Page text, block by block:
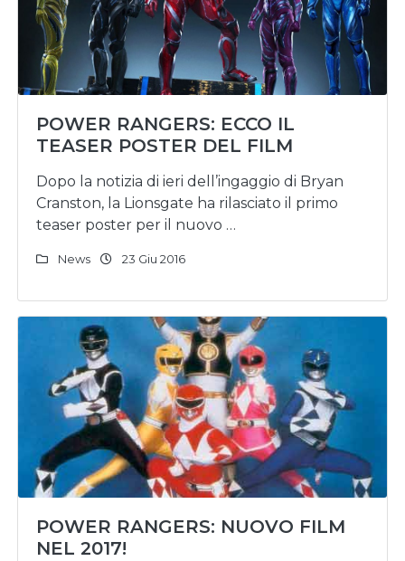
POWER RANGERS: ECCO IL
TEASER POSTER DEL FILM
Dopo la notizia di ieri dell’ingaggio di Bryan
Cranston, la Lionsgate ha rilasciato il primo
teaser poster per il nuovo …
News 23 Giu 2016
POWER RANGERS: NUOVO FILM
NEL 2017!